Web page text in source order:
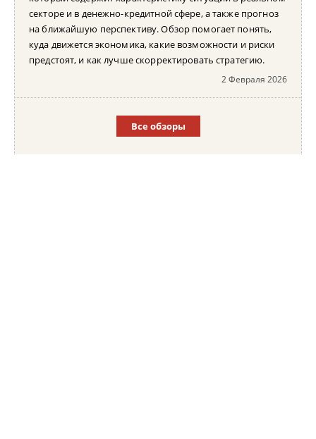
секторе и в денежно-кредитной сфере, а также прогноз
на ближайшую перспективу. Обзор помогает понять,
куда движется экономика, какие возможности и риски
предстоят, и как лучше скорректировать стратегию.
2 Февраля 2026
Все обзоры